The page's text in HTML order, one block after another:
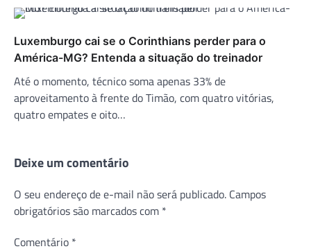
Luxemburgo cai se o Corinthians perder para o
América-MG? Entenda a situação do treinador
Até o momento, técnico soma apenas 33% de
aproveitamento à frente do Timão, com quatro vitórias,
quatro empates e oito…
Deixe um comentário
O seu endereço de e-mail não será publicado. Campos
obrigatórios são marcados com *
Comentário *